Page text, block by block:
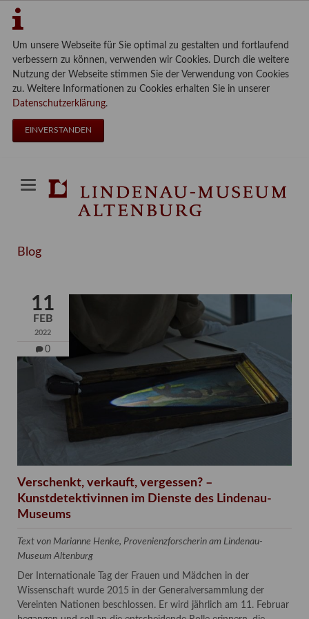
Um unsere Webseite für Sie optimal zu gestalten und fortlaufend
verbessern zu können, verwenden wir Cookies. Durch die weitere
Nutzung der Webseite stimmen Sie der Verwendung von Cookies
zu. Weitere Informationen zu Cookies erhalten Sie in unserer
Datenschutzerklärung.
EINVERSTANDEN
Blog
11
FEB
2022
0
Verschenkt, verkauft, vergessen? –
Kunstdetektivinnen im Dienste des Lindenau-
Museums
Text von Marianne Henke, Provenienzforscherin am Lindenau-
Museum Altenburg
Der Internationale Tag der Frauen und Mädchen in der
Wissenschaft wurde 2015 in der Generalversammlung der
Vereinten Nationen beschlossen. Er wird jährlich am 11. Februar